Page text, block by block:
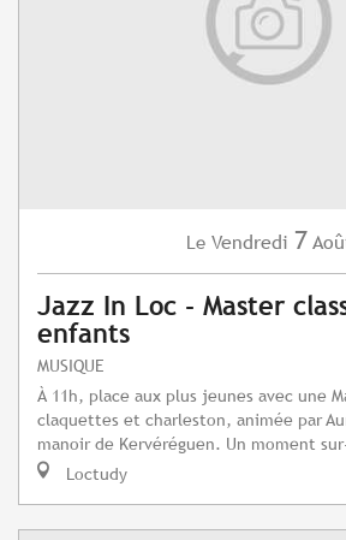
Le Vendredi 7
Jazz In Loc - Master
enfants
MUSIQUE
À 11h, place aux plus jeunes avec une
claquettes et charleston, animée par
manoir de Kervéréguen. Un moment
Loctudy